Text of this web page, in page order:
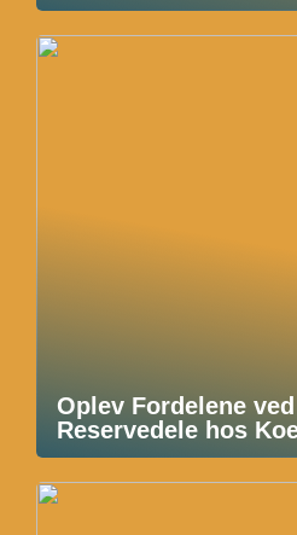
Oplev Fordelene
Reservedele hos